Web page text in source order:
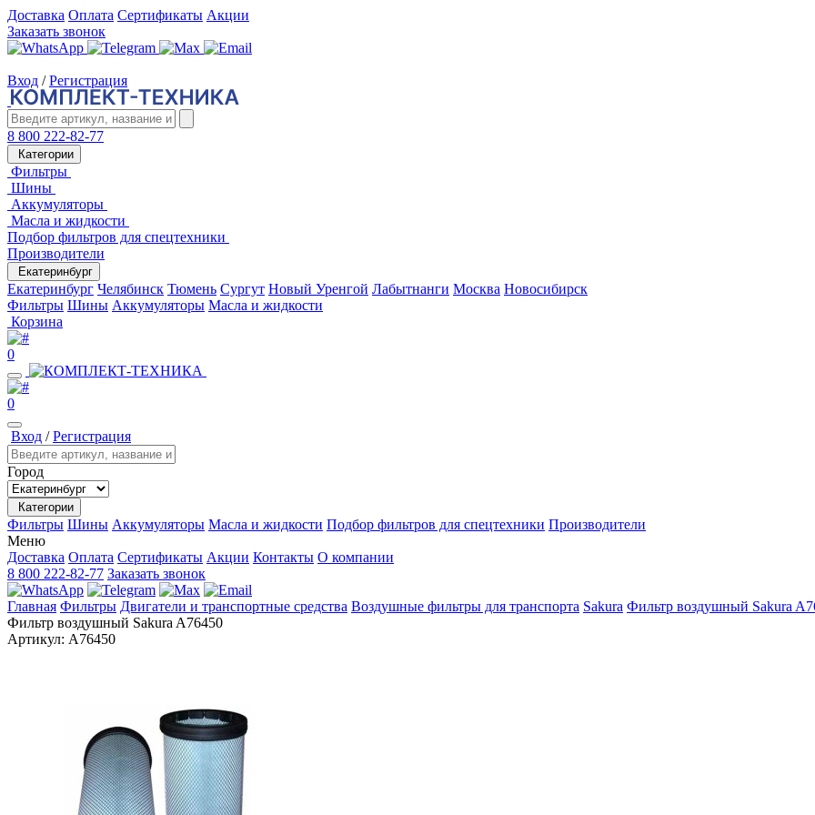
Доставка Оплата Сертификаты Акции
Заказать звонок
Вход / Регистрация
8 800 222-82-77
Категории
Фильтры
Шины
Аккумуляторы
Масла и жидкости
Подбор фильтров для спецтехники
Производители
Екатеринбург
Екатеринбург Челябинск Тюмень Сургут Новый Уренгой Лабытнанги Москва Новосибирск
Фильтры Шины Аккумуляторы Масла и жидкости
Корзина
0
0
Вход /Регистрация
Город
Категории
Фильтры Шины Аккумуляторы Масла и жидкости Подбор фильтров для спецтехники Производители
Меню
Доставка Оплата Сертификаты Акции Контакты О компании
8 800 222-82-77 Заказать звонок
Главная Фильтры Двигатели и транспортные средства Воздушные фильтры для транспорта Sakura Фильтр воздушный Sakura
Фильтр воздушный Sakura A76450
Артикул: A76450